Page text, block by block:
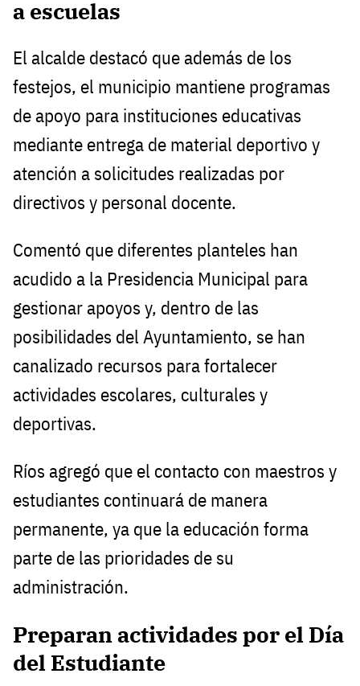
a escuelas
El alcalde destacó que además de los
festejos, el municipio mantiene programas
de apoyo para instituciones educativas
mediante entrega de material deportivo y
atención a solicitudes realizadas por
directivos y personal docente.
Comentó que diferentes planteles han
acudido a la Presidencia Municipal para
gestionar apoyos y, dentro de las
posibilidades del Ayuntamiento, se han
canalizado recursos para fortalecer
actividades escolares, culturales y
deportivas.
Ríos agregó que el contacto con maestros y
estudiantes continuará de manera
permanente, ya que la educación forma
parte de las prioridades de su
administración.
Preparan actividades por el Día
del Estudiante